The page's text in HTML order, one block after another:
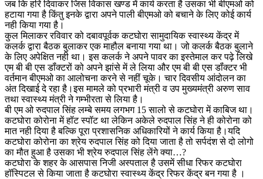
जब कि हरि दिवाकर जिस विकास खण्ड में कार्य करता है उसका भी बीएमओ को
हटाया गया है किंतु इनके द्वारा अपने पाली बीएमओ को बचाने के लिए कोई कार्य
नही किया गया है।
कुल मिलाकर रविवार को दबावपूर्वक कटघोरा सामुदायिक स्वास्थ्य केंद्र में
कलर्क द्वारा बैठक बुलाकर एक माहौल बनाया गया था। जो कलर्क बैठक बुलाने
के लिए अपेक्षित नही था। इस कलर्क ने अपने पावर का इस्तेमाल कर पढ़े लिखे
एम बी बी एस डॉंक्टरों को अपने झांसे में ले लिया और एम बी बी एस डॉंक्टर भी
वर्तमान बीएमओ का आलोचना करने से नहीं चूके। चार दिवसीय आंदोलन का
अंत दिखाई दे रहा है।इस मामले को प्रभारी मंत्री व उप मुख्यमंत्री अरुण साव
तथा स्वास्थ्य मंत्री ने गम्भीरता से लिया है।
बी एम ओ रुदपाल सिंह लम्बे समय लगभग 15 सालो से कटघोरा में काबिज था।
कटघोरा कोरोना में हॉट स्पॉट था लेकिन अकेले रुदपाल सिंह ने ही कोरोना को
मात नही दिया है बल्कि पूरा प्रशासनिक अधिकारियों ने कार्य किया है।यदि
कटघोरा कोरोना का श्रेय रुदपाल सिंह को दिया जाता है तो सर्पदंश से दो लोगो
का मौत हुआ है उसका भी श्रेय रुदपाल सिंह लेंगे क्या…?
कटघोरा के शहर के आसपास निजी अस्पताल है उसमें सीधा रिफर कटघोरा
हॉस्पिटल से किया जाता है कटघोरा स्वास्थ्य केंद्र रिफर केंद्र बन गया है ।